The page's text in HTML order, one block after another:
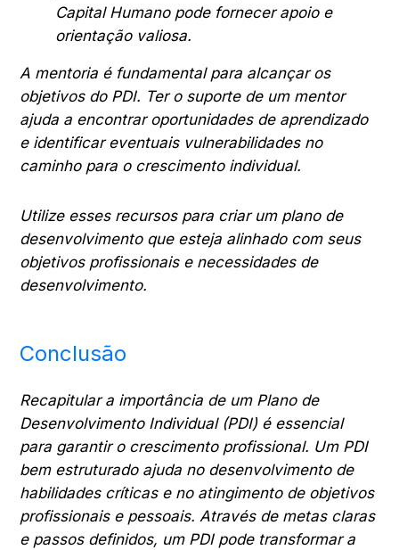
Capital Humano pode fornecer apoio e
orientação valiosa.
A mentoria é fundamental para alcançar os
objetivos do PDI. Ter o suporte de um mentor
ajuda a encontrar oportunidades de aprendizado
e identificar eventuais vulnerabilidades no
caminho para o crescimento individual.
Utilize esses recursos para criar um plano de
desenvolvimento que esteja alinhado com seus
objetivos profissionais e necessidades de
desenvolvimento.
Conclusão
Recapitular a importância de um Plano de
Desenvolvimento Individual (PDI) é essencial
para garantir o crescimento profissional. Um PDI
bem estruturado ajuda no desenvolvimento de
habilidades críticas e no atingimento de objetivos
profissionais e pessoais. Através de metas claras
e passos definidos, um PDI pode transformar a